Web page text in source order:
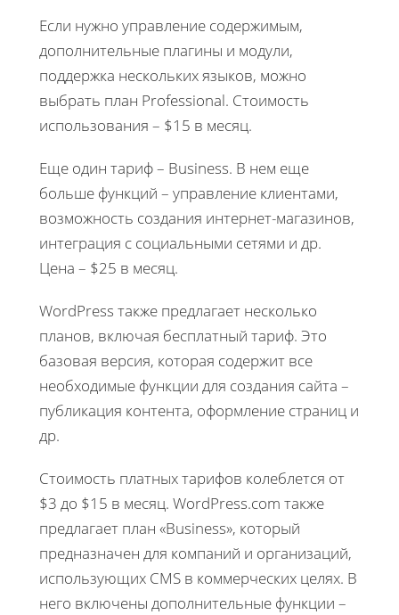
Если нужно управление содержимым,
дополнительные плагины и модули,
поддержка нескольких языков, можно
выбрать план Professional. Стоимость
использования – $15 в месяц.
Еще один тариф – Business. В нем еще
больше функций – управление клиентами,
возможность создания интернет-магазинов,
интеграция с социальными сетями и др.
Цена – $25 в месяц.
WordPress также предлагает несколько
планов, включая бесплатный тариф. Это
базовая версия, которая содержит все
необходимые функции для создания сайта –
публикация контента, оформление страниц и
др.
Стоимость платных тарифов колеблется от
$3 до $15 в месяц. WordPress.com также
предлагает план «Business», который
предназначен для компаний и организаций,
использующих CMS в коммерческих целях. В
него включены дополнительные функции –